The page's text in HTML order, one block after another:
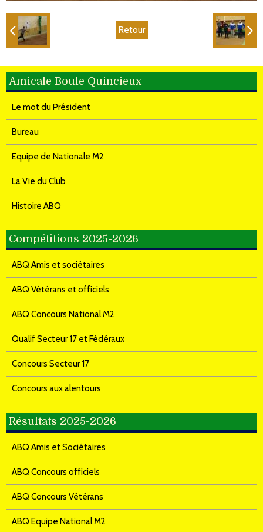
Retour
Amicale Boule Quincieux
Le mot du Président
Bureau
Equipe de Nationale M2
La Vie du Club
Histoire ABQ
Compétitions 2025-2026
ABQ Amis et sociétaires
ABQ Vétérans et officiels
ABQ Concours National M2
Qualif Secteur 17 et Fédéraux
Concours Secteur 17
Concours aux alentours
Résultats 2025-2026
ABQ Amis et Sociétaires
ABQ Concours officiels
ABQ Concours Vétérans
ABQ Equipe National M2